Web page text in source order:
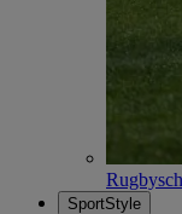
SportStyle